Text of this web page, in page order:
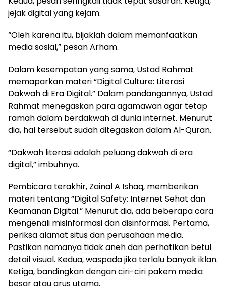
jejak digital yang kejam.
“Oleh karena itu, bijaklah dalam memanfaatkan
media sosial,” pesan Arham.
Dalam kesempatan yang sama, Ustad Rahmat
memaparkan materi “Digital Culture: Literasi
Dakwah di Era Digital.” Dalam pandangannya, Ustad
Rahmat menegaskan para agamawan agar tetap
ramah dalam berdakwah di dunia internet. Menurut
dia, hal tersebut sudah ditegaskan dalam Al-Quran.
“Dakwah literasi adalah peluang dakwah di era
digital,” imbuhnya.
Pembicara terakhir, Zainal A Ishaq, memberikan
materi tentang “Digital Safety: Internet Sehat dan
Keamanan Digital.” Menurut dia, ada beberapa cara
mengenali misinformasi dan disinformasi. Pertama,
periksa alamat situs dan perusahaan media.
Pastikan namanya tidak aneh dan perhatikan betul
detail visual. Kedua, waspada jika terlalu banyak iklan.
Ketiga, bandingkan dengan ciri-ciri pakem media
besar atau arus utama.